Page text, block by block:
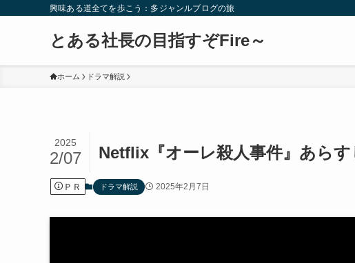
興味ある道全てを歩こう：多ジャンルブログの旅
とある社長の目指すぞFire～
ホーム ドラマ解説
Netflix『オーレ殺人事件』あら
2025
2/07
ＰＲ ドラマ解説 2025年2月7日